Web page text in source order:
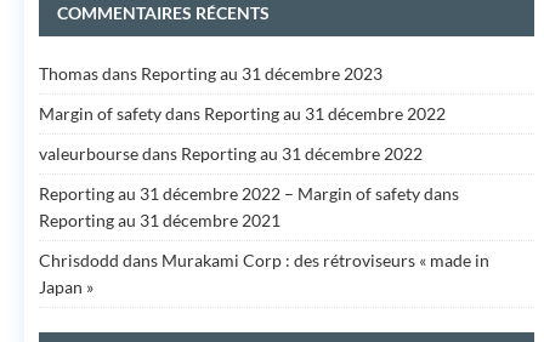
COMMENTAIRES RÉCENTS
Thomasdans Reporting au 31 décembre 2023
Margin of safetydans Reporting au 31 décembre 2022
valeurboursedans Reporting au 31 décembre 2022
Reporting au 31 décembre 2022 – Margin of safetydans
Reporting au 31 décembre 2021
Chrisdodd dans Murakami Corp : des rétroviseurs « made in
Japan »